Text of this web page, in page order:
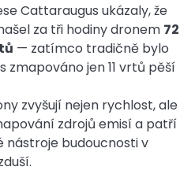
Cattaraugus ukázaly, že
za tři hodiny dronem 72
— zatímco tradičně bylo
zmapováno jen 11 vrtů pěší
zvyšují nejen rychlost, ale
zdrojů emisí a patří
nástroje budoucnosti v